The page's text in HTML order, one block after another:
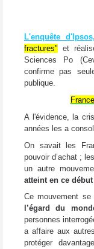
L'enquête
fractures" et
Sciences Po
confirme pas
publique.
A l'évidence, la
années les a
On savait les
pouvoir d’achat ;
un autre
atteint en ce
Ce mouvement
l’égard du
personnes
a affaire aux
protéger